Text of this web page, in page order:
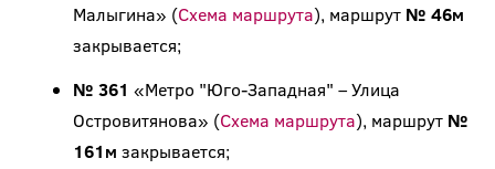
Малыгина» (Схема маршрута), маршрут № 46м
закрывается;
№ 361 «Метро "Юго-Западная" – Улица
Островитянова» (Схема маршрута), маршрут №
161м закрывается;